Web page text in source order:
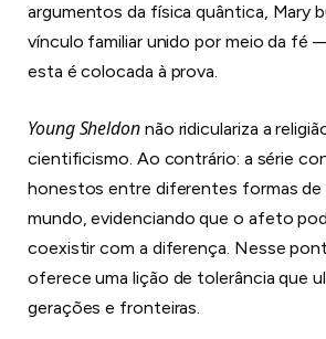
argumentos da física quântica, Mary
vínculo familiar unido por meio da fé
esta é colocada à prova.
Young Sheldonnão ridiculariza a
cientificismo. Ao contrário: a série
honestos entre diferentes formas de
mundo, evidenciando que o afeto
coexistir com a diferença. Nesse
oferece uma lição de tolerância que
gerações e fronteiras.